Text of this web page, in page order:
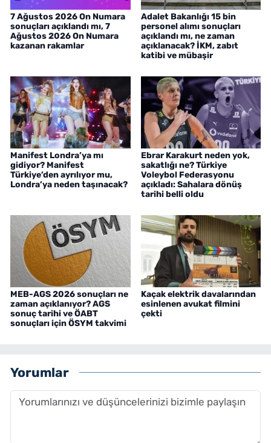
7 Ağustos 2026 On Numara
sonuçları açıklandı mı, 7
Ağustos 2026 On Numara
kazanan rakamlar
Adalet Bakanlığı 15 bin
personel alımı sonuçları
açıklandı mı, ne zaman
açıklanacak? İKM, zabıt
katibi ve mübaşir
Manifest Londra’ya mı
gidiyor? Manifest
Türkiye’den ayrılıyor mu,
Londra’ya neden taşınacak?
Ebrar Karakurt neden yok,
sakatlığı ne? Türkiye
Voleybol Federasyonu
açıkladı: Sahalara dönüş
tarihi belli oldu
MEB-AGS 2026 sonuçları ne
zaman açıklanıyor? AGS
sonuç tarihi ve ÖABT
sonuçları için ÖSYM takvimi
Kaçak elektrik davalarından
esinlenen avukat filmini
çekti
Yorumlar